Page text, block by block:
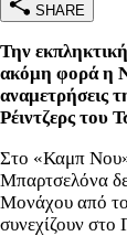
SHARE
Την
ακόμη φορά η
αναμετρήσεις
Ρέιντζερς του
Στο «Καμπ
Μπαρτσελόνα
Μονάχου από
συνεχίζουν στο